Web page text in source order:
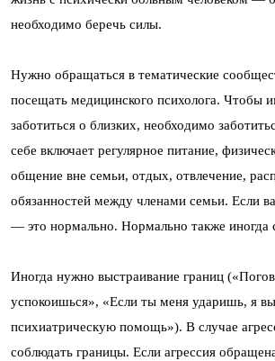
необходимо беречь силы.
Нужно обращаться в тематические
посещать медицинского психолога. Чтобы
заботиться о близких, необходимо
себе включает регулярное питание,
общение вне семьи, отдых, отвлечение,
обязанностей между членами семьи. Если
— это нормально. Нормально также иногда
Иногда нужно выстраивание границ
успокоишься», «Если ты меня ударишь, я
психиатрическую помощь»). В случае
соблюдать границы. Если агрессия